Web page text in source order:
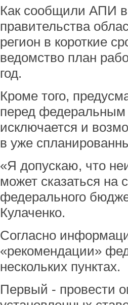
Как сообщили АПИ
правительства
регион в короткие
ведомство план
год.
Кроме того,
перед
исключается и
в уже
«Я допускаю, что
может сказаться на
федерального
Кулаченко.
Согласно
«рекомендации»
нескольких пунктах.
Первый - провести